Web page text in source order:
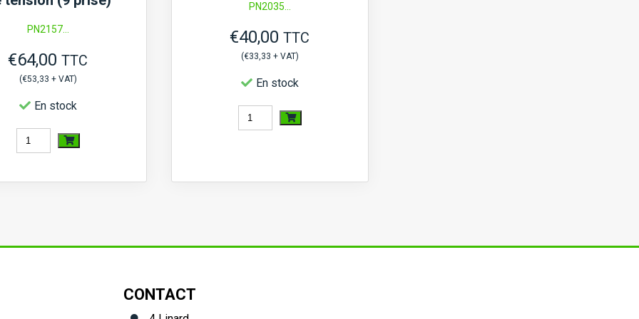
PN2157...
€64,00 TTC
(€53,33 + VAT)
En stock
quantité
Régulateur
PN2035...
€40,00 TTC
(€33,33 + VAT)
En stock
quantité
de
CONTACT